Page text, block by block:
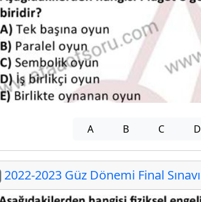
A B C D
2022-2023 Güz Dönemi Final Sınavı